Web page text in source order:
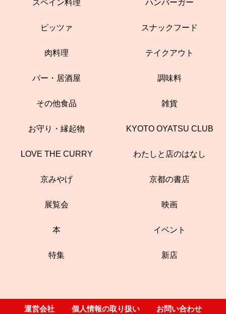
スペイン料理 ハンバーガー
ピッツァ スナックフード
肉料理 テイクアウト
バー・居酒屋 調味料
その他食品 雑貨
お守り・縁起物 KYOTO OYATSU CLUB
LOVE THE CURRY わたしと店のはなし
京みやげ 京都の書店
展覧会 映画
本 イベント
特集 新店
運営会社 個人情報の取り扱い お問い合わせ